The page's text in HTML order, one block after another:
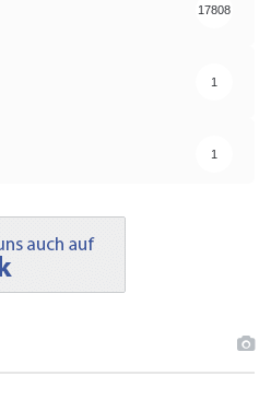
17808
1
1